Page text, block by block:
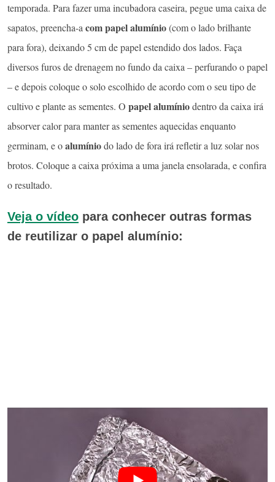
temporada. Para fazer uma incubadora caseira, pegue uma caixa de
sapatos, preencha-a com papel alumínio(com o lado brilhante
para fora), deixando 5 cm de papel estendido dos lados. Faça
diversos furos de drenagem no fundo da caixa – perfurando o papel
– e depois coloque o solo escolhido de acordo com o seu tipo de
cultivo e plante as sementes. O papel alumíniodentro da caixa irá
absorver calor para manter as sementes aquecidas enquanto
germinam, e oalumíniodo lado de fora irá refletir a luz solar nos
brotos. Coloque a caixa próxima a uma janela ensolarada, e confira
o resultado.
Veja o vídeo para conhecer outras formas
de reutilizar o papel alumínio: